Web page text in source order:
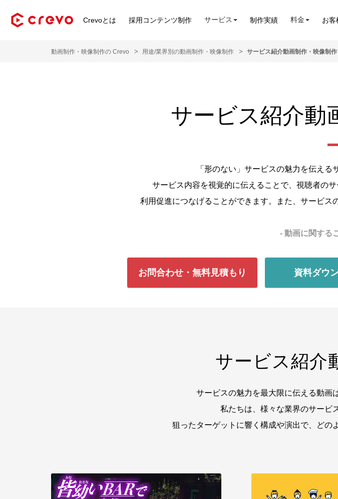
Crevoとは 採用コンテンツ制作 サービス 制作実績 料金 お客
動画制作・映像制作の Crevo 用途/業界別の動画制作・映像制作 サービス紹介動画制作・映像制作
サービス紹介動
「形のない」サービスの魅力を伝える
サービス内容を視覚的に伝えることで、視聴者の
利用促進につなげることができます。また、サービス
- 動画に関する
お問合わせ・無料見積もり 資料ダウ
サービス紹介
サービスの魅力を最大限に伝える動画
私たちは、様々な業界のサービ
狙ったターゲットに響く構成や演出で、どの